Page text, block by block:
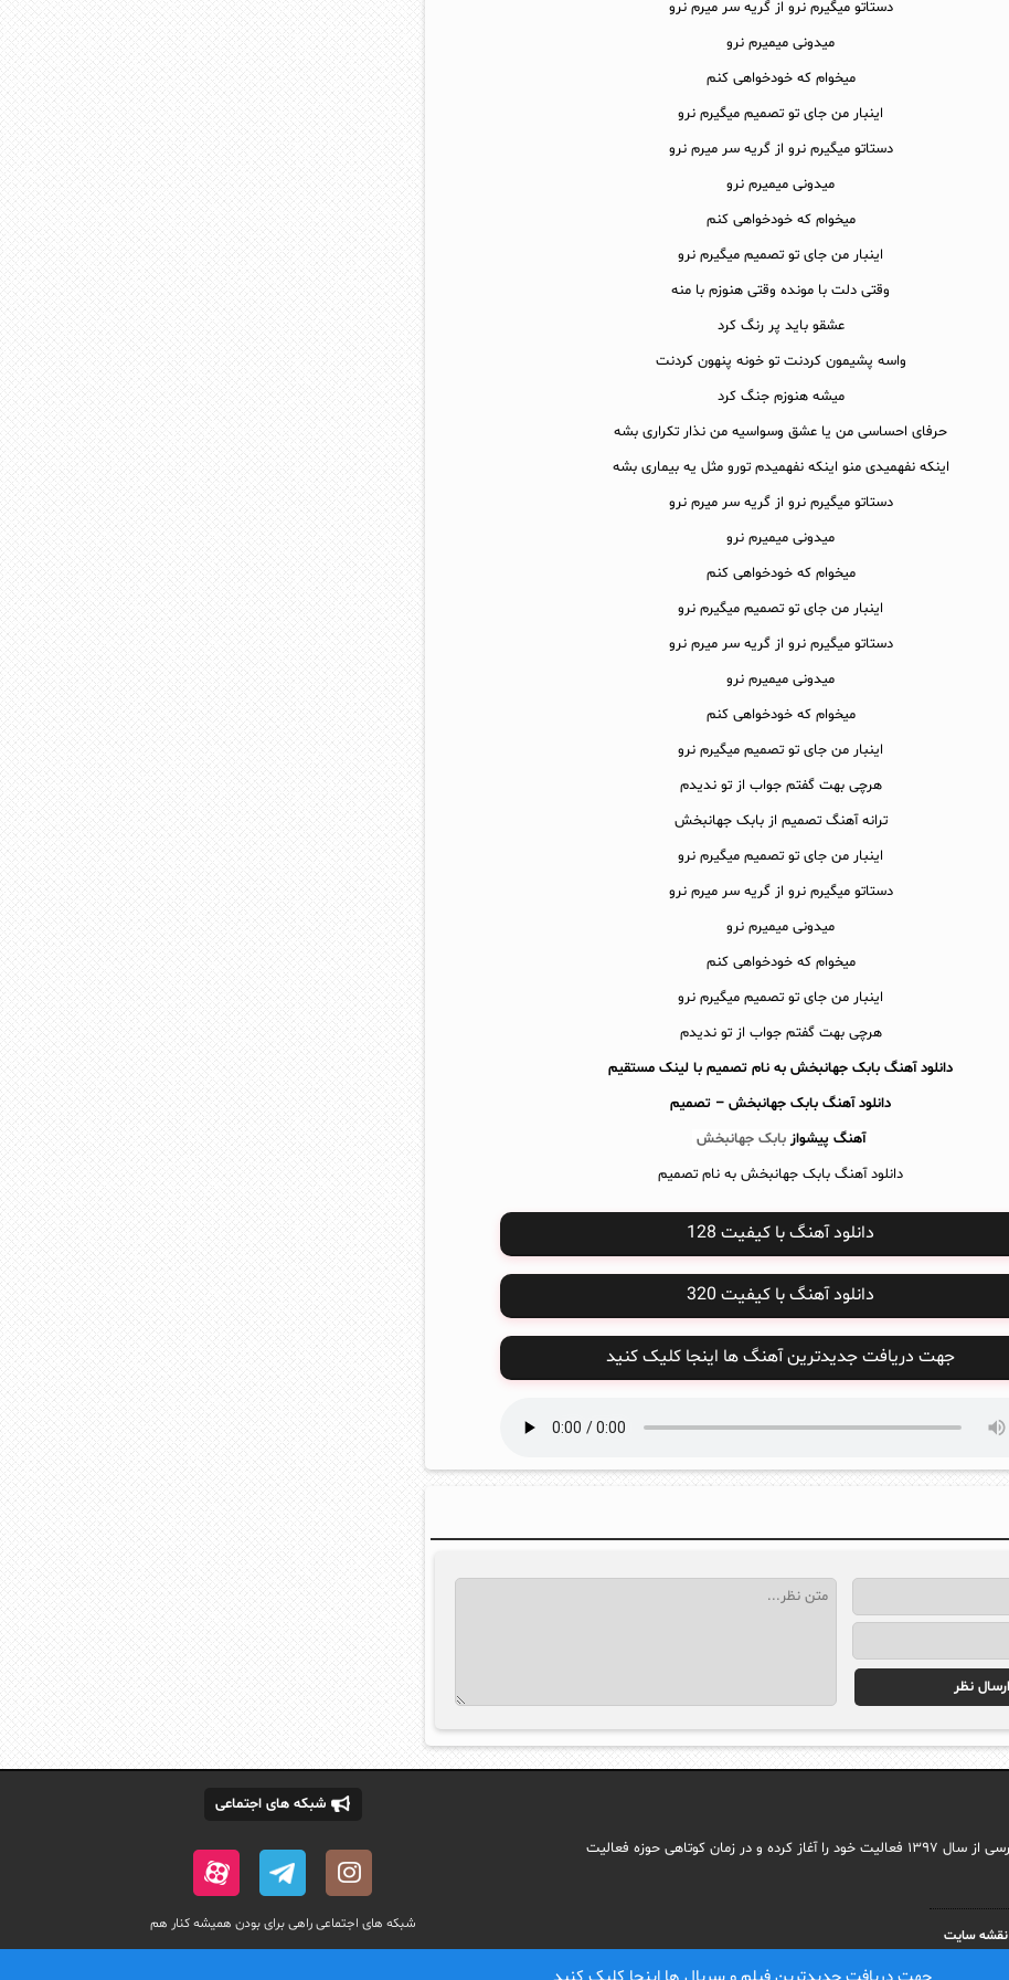
دستاتو میگیرم نرو از گریه سر میرم نرو
میدونی میمیرم نرو
میخوام که خودخواهی کنم
اینبار من جای تو تصمیم میگیرم نرو
دستاتو میگیرم نرو از گریه سر میرم نرو
میدونی میمیرم نرو
میخوام که خودخواهی کنم
اینبار من جای تو تصمیم میگیرم نرو
وقتی دلت با مونده وقتی هنوزم با منه
عشقو باید پر رنگ کرد
واسه پشیمون کردنت تو خونه پنهون کردنت
میشه هنوزم جنگ کرد
حرفای احساسی من یا عشق وسواسیه من نذار تکراری بشه
اینکه نفهمیدی منو اینکه نفهمیدم تورو مثل یه بیماری بشه
دستاتو میگیرم نرو از گریه سر میرم نرو
میدونی میمیرم نرو
میخوام که خودخواهی کنم
اینبار من جای تو تصمیم میگیرم نرو
دستاتو میگیرم نرو از گریه سر میرم نرو
میدونی میمیرم نرو
میخوام که خودخواهی کنم
اینبار من جای تو تصمیم میگیرم نرو
هرچی بهت گفتم جواب از تو ندیدم
ترانه آهنگ تصمیم از بابک جهانبخش
اینبار من جای تو تصمیم میگیرم نرو
دستاتو میگیرم نرو از گریه سر میرم نرو
میدونی میمیرم نرو
میخوام که خودخواهی کنم
اینبار من جای تو تصمیم میگیرم نرو
هرچی بهت گفتم جواب از تو ندیدم
دانلود آهنگ بابک جهانبخش به نام تصمیم با لینک مستقیم
دانلود آهنگ بابک جهانبخش – تصمیم
آهنگ پیشواز بابک جهانبخش
دانلود آهنگ بابک جهانبخش به نام تصمیم
دانلود آهنگ با کیفیت 128
دانلود آهنگ با کیفیت 320
جهت دریافت جدیدترین آهنگ ها اینجا کلیک کنید
مجله اینترنتی ایما با هدف راه اندازی سایتی جامع در حوزه اجتماعی وب فارسی از سال ۱۳۹۷ فعالیت خود را آغاز کرده و در زمان کوتاهی حوزه فعالیت
نقشه سایت
شبکه های اجتماعی
شبکه های اجتماعی راهی برای بودن همیشه کنار هم